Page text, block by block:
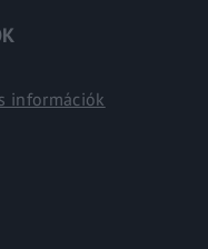
információk